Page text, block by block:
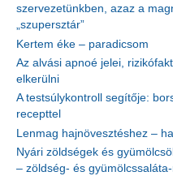
szervezetünkben, azaz a
„szupersztár”
Kertem éke – paradicsom
Az alvási apnoé jelei,
elkerülni
A testsúlykontroll segítője:
recepttel
Lenmag hajnövesztéshez –
Nyári zöldségek és
– zöldség- és